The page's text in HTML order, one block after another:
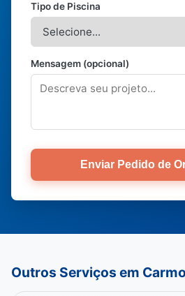
Tipo de Piscina
Mensagem (opcional)
Enviar Pedido de
Outros Serviços em